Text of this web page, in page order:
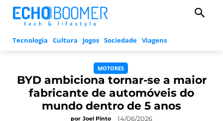
Tecnologia Cultura Jogos Sociedade Viagens
MOTORES
BYD ambiciona tornar-se a maior
fabricante de automóveis do
mundo dentro de 5 anos
por Joel Pinto 14/06/2026